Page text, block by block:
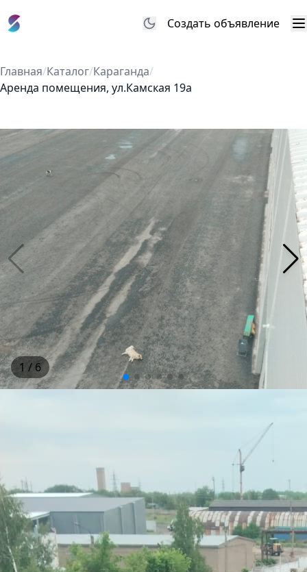
Создать объявление
Главная/Каталог/Караганда/
Аренда помещения, ул.Камская 19а
1 / 6